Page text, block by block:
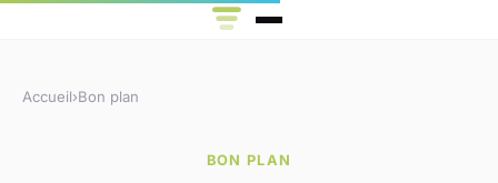
Accueil›Bon plan
BON PLAN